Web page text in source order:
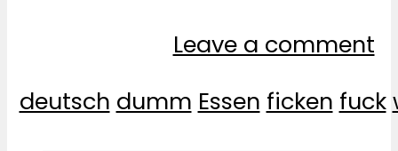
Leave a comment
deutsch dumm Essen ficken fuck